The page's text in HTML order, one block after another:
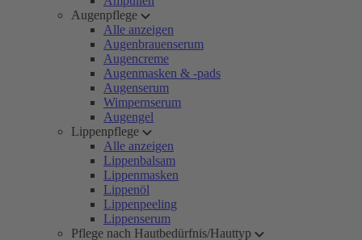
Augenpflege
Alle anzeigen
Augenbrauenserum
Augencreme
Augenmasken & -pads
Augenserum
Wimpernserum
Augengel
Lippenpflege
Alle anzeigen
Lippenbalsam
Lippenmasken
Lippenöl
Lippenpeeling
Lippenserum
Pflege nach Hautbedürfnis/Hauttyp